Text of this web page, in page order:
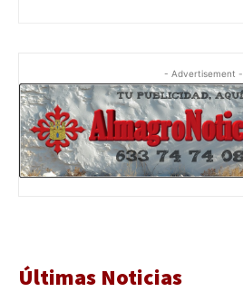
- Advertisement -
Últimas Noticias